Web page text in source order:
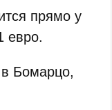
прямо у
евро.